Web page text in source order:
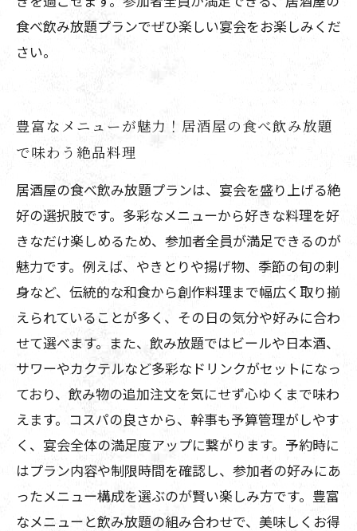
食べ飲み放題プランでぜひ楽しい宴会をお楽しみくだ
さい。
豊富なメニューが魅力！居酒屋の食べ飲み放題
で味わう絶品料理
居酒屋の食べ飲み放題プランは、宴会を盛り上げる絶
好の選択肢です。多彩なメニューから好きな料理を好
きなだけ楽しめるため、参加者全員が満足できるのが
魅力です。例えば、やきとりや揚げ物、季節の旬の刺
身など、伝統的な和食から創作料理まで幅広く取り揃
えられていることが多く、その日の気分や好みに合わ
せて選べます。また、飲み放題ではビールや日本酒、
サワーやカクテルなど多彩なドリンクがセットになっ
ており、飲み物の追加注文を気にせず心ゆくまで味わ
えます。コスパの良さから、幹事も予算管理がしやす
く、宴会全体の満足度アップに繋がります。予約時に
はプラン内容や制限時間を確認し、参加者の好みにあ
ったメニュー構成を選ぶのが賢い楽しみ方です。豊富
なメニューと飲み放題の組み合わせで、美味しくお得